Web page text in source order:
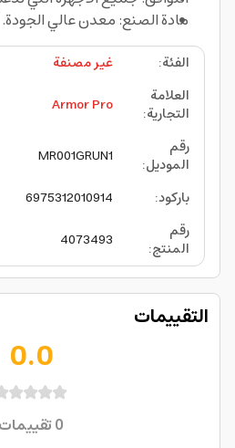
مادة الصنع: معدن عالي الجودة.
الفئة:
غير مصنفة
العلامة
التجارية:
Armor Pro
رقم
الموديل:
MR001GRUN1
باركود:
6975312010914
رقم
المنتج:
4073493
التقييمات
0.0
0تقييمات